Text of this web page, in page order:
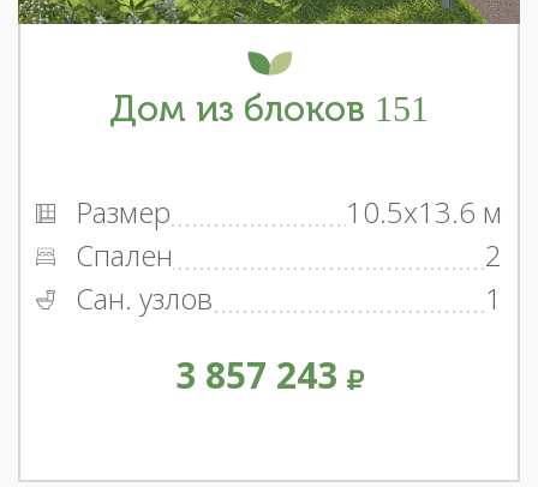
Дом из блоков 151
Размер
10.5x13.6 м
Спален
2
Сан. узлов
1
3 857 243